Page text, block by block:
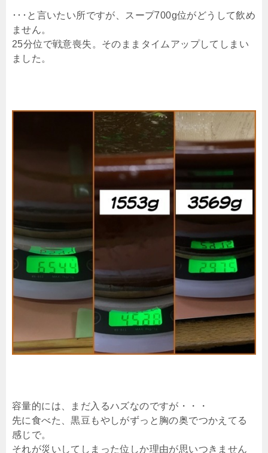
･･･と言いたい所ですが、スープ700g位がどうして飲め
ません。
25分位で戦意喪失。そのままタイムアップしてしまい
ました。
容量的には、まだ入るハズなのですが・・・
先に食べた、黒豆もやしがずっと胸の奥でつかえてる
感じで。
それが災いしてしまった位しか理由が思いつきません